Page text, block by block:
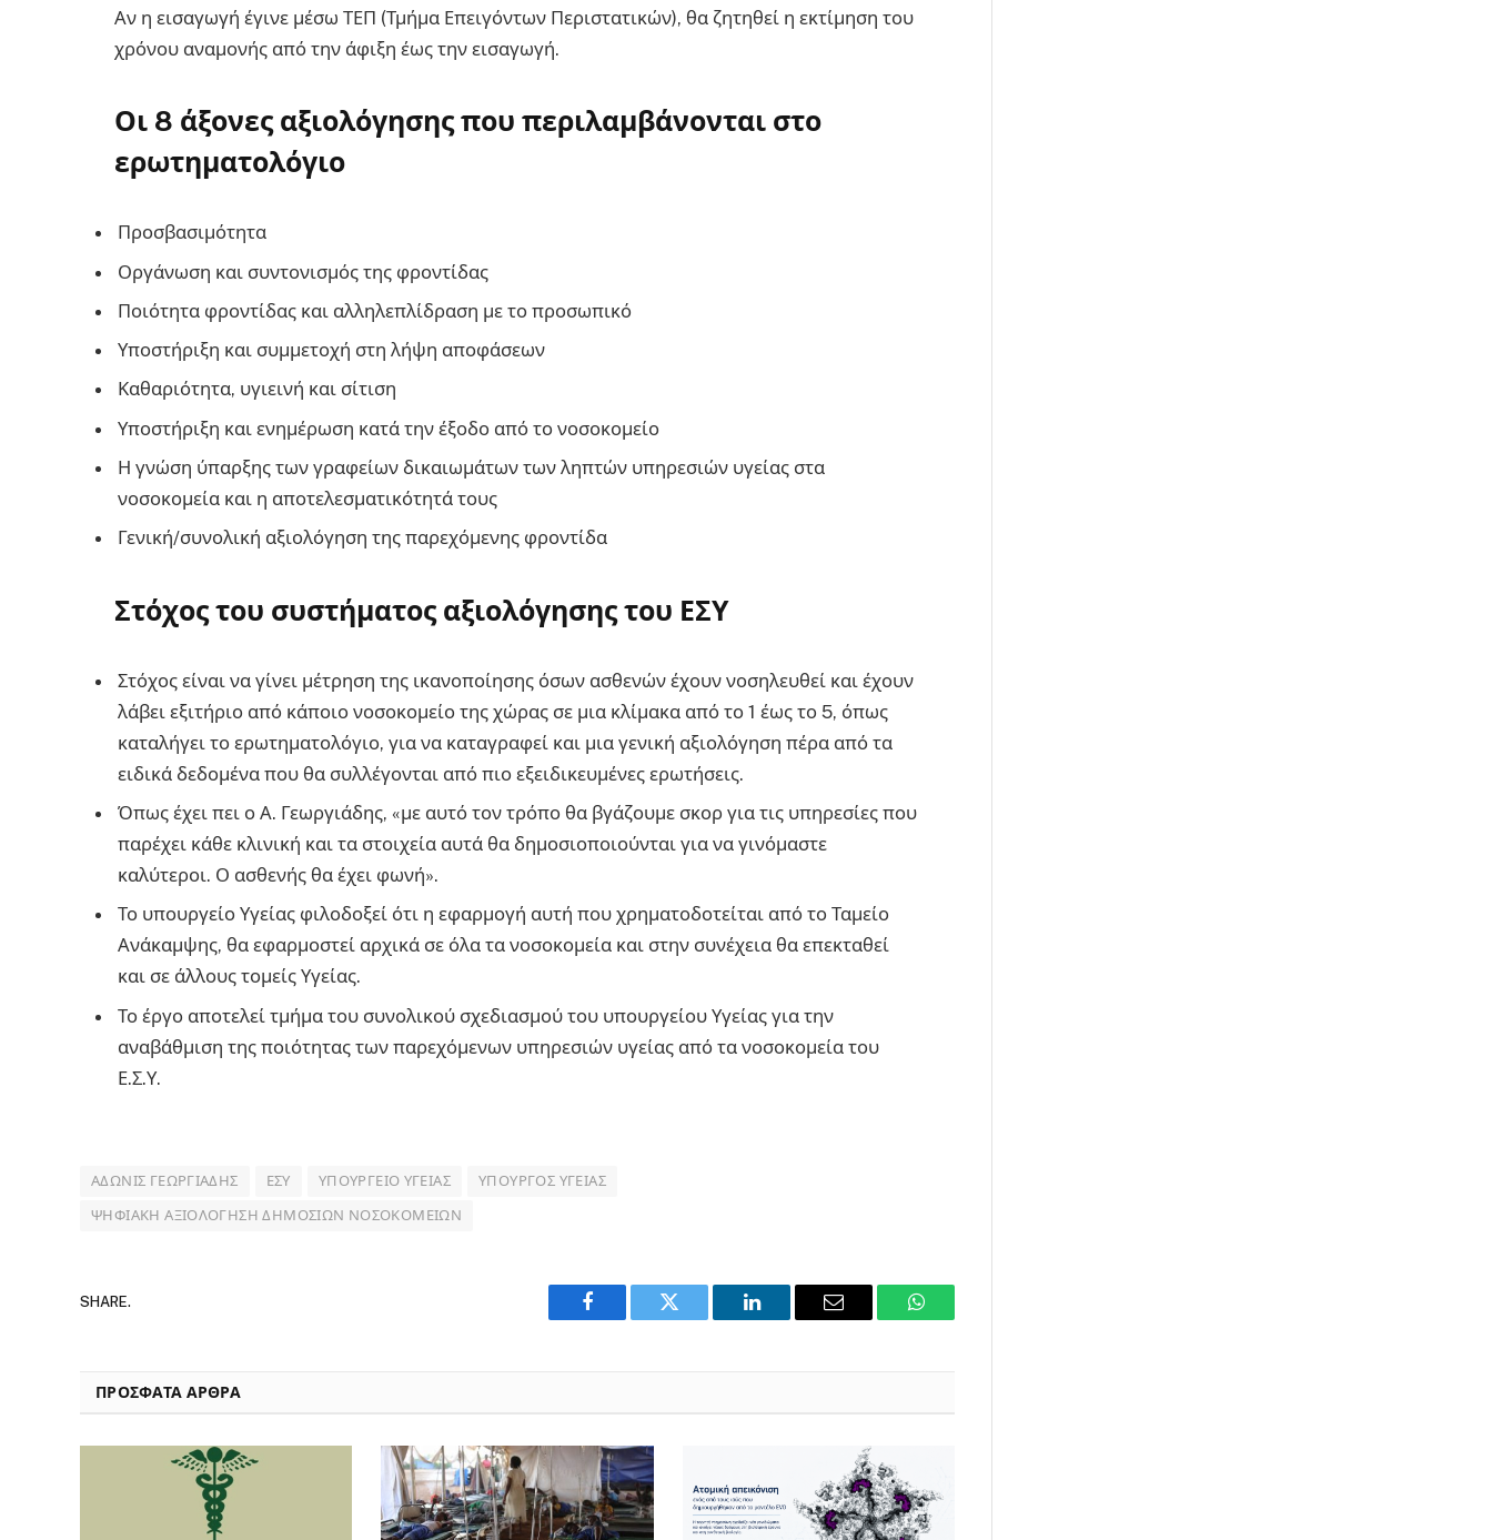
Αν η εισαγωγή έγινε μέσω ΤΕΠ (Τμήμα Επειγόντων Περιστατικών), θα ζητηθεί η εκτίμηση του
χρόνου αναμονής από την άφιξη έως την εισαγωγή.
Οι 8 άξονες αξιολόγησης που περιλαμβάνονται στο
ερωτηματολόγιο
Προσβασιμότητα
Οργάνωση και συντονισμός της φροντίδας
Ποιότητα φροντίδας και αλληλεπλίδραση με το προσωπικό
Υποστήριξη και συμμετοχή στη λήψη αποφάσεων
Καθαριότητα, υγιεινή και σίτιση
Υποστήριξη και ενημέρωση κατά την έξοδο από το νοσοκομείο
Η γνώση ύπαρξης των γραφείων δικαιωμάτων των ληπτών υπηρεσιών υγείας στα
νοσοκομεία και η αποτελεσματικότητά τους
Γενική/συνολική αξιολόγηση της παρεχόμενης φροντίδα
Στόχος του συστήματος αξιολόγησης του ΕΣΥ
Στόχος είναι να γίνει μέτρηση της ικανοποίησης όσων ασθενών έχουν νοσηλευθεί και έχουν
λάβει εξιτήριο από κάποιο νοσοκομείο της χώρας σε μια κλίμακα από το 1 έως το 5, όπως
καταλήγει το ερωτηματολόγιο, για να καταγραφεί και μια γενική αξιολόγηση πέρα από τα
ειδικά δεδομένα που θα συλλέγονται από πιο εξειδικευμένες ερωτήσεις.
Όπως έχει πει ο Α. Γεωργιάδης, «με αυτό τον τρόπο θα βγάζουμε σκορ για τις υπηρεσίες που
παρέχει κάθε κλινική και τα στοιχεία αυτά θα δημοσιοποιούνται για να γινόμαστε
καλύτεροι. Ο ασθενής θα έχει φωνή».
Το υπουργείο Υγείας φιλοδοξεί ότι η εφαρμογή αυτή που χρηματοδοτείται από το Ταμείο
Ανάκαμψης, θα εφαρμοστεί αρχικά σε όλα τα νοσοκομεία και στην συνέχεια θα επεκταθεί
και σε άλλους τομείς Υγείας.
Το έργο αποτελεί τμήμα του συνολικού σχεδιασμού του υπουργείου Υγείας για την
αναβάθμιση της ποιότητας των παρεχόμενων υπηρεσιών υγείας από τα νοσοκομεία του
Ε.Σ.Υ.
ΆΔΩΝΙΣ ΓΕΩΡΓΙΆΔΗΣ ΕΣΥ ΥΠΟΥΡΓΕΊΟ ΥΓΕΊΑΣ ΥΠΟΥΡΓΌΣ ΥΓΕΊΑΣ
ΨΗΦΙΑΚΉ ΑΞΙΟΛΌΓΗΣΗ ΔΗΜΌΣΙΩΝ ΝΟΣΟΚΟΜΕΊΩΝ
SHARE.
Facebook Twitter LinkedIn Email WhatsApp
ΠΡΟΣΦΑΤΑ ΑΡΘΡΑ